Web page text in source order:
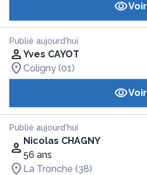
Voir
Publié aujourd'hui
Yves CAYOT
Coligny (01)
Voir
Publié aujourd'hui
Nicolas CHAGNY
56 ans
La Tronche (38)